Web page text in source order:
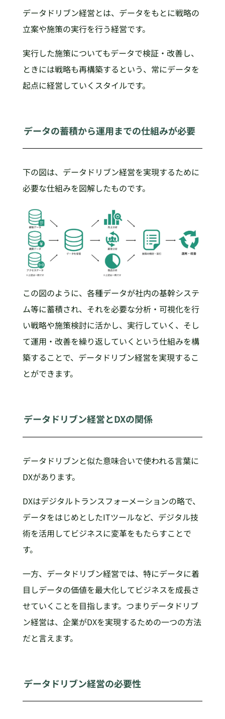
データドリブン経営とは、データをもとに戦略の
立案や施策の実行を行う経営です。
実行した施策についてもデータで検証・改善し、
ときには戦略も再構築するという、常にデータを
起点に経営していくスタイルです。
データの蓄積から運用までの仕組みが必要
下の図は、データドリブン経営を実現するために
必要な仕組みを図解したものです。
この図のように、各種データが社内の基幹システ
ム等に蓄積され、それを必要な分析・可視化を行
い戦略や施策検討に活かし、実行していく、そし
て運用・改善を繰り返していくという仕組みを構
築することで、データドリブン経営を実現するこ
とができます。
データドリブン経営とDXの関係
データドリブンと似た意味合いで使われる言葉に
DXがあります。
DXはデジタルトランスフォーメーションの略で、
データをはじめとしたITツールなど、デジタル技
術を活用してビジネスに変革をもたらすことで
す。
一方、データドリブン経営では、特にデータに着
目しデータの価値を最大化してビジネスを成長さ
せていくことを目指します。つまりデータドリブ
ン経営は、企業がDXを実現するための一つの方法
だと言えます。
データドリブン経営の必要性